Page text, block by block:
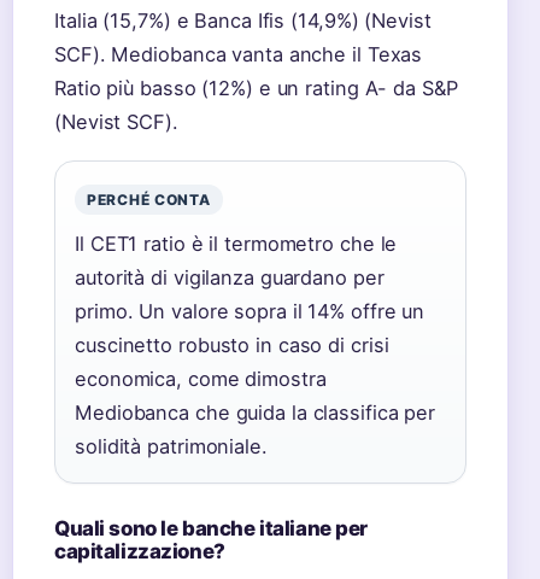
Italia (15,7%) e Banca Ifis (14,9%) (Nevist
SCF). Mediobanca vanta anche il Texas
Ratio più basso (12%) e un rating A- da S&P
(Nevist SCF).
PERCHÉ CONTA
Il CET1 ratio è il termometro che le
autorità di vigilanza guardano per
primo. Un valore sopra il 14% offre un
cuscinetto robusto in caso di crisi
economica, come dimostra
Mediobanca che guida la classifica per
solidità patrimoniale.
Quali sono le banche italiane per
capitalizzazione?